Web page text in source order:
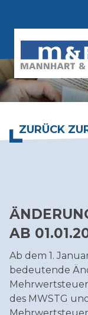
Mandatsleiter
Fachteam
Steuerberatung
KMU-Beratung
News
Follow up
Partner
ZURÜCK
AB
Ab dem 1.
bedeutende
des MWSTG